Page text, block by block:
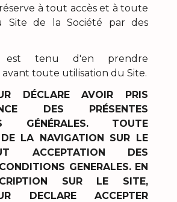
à tout accès et à toute
Site de la Société par des
est tenu d'en prendre
avant toute utilisation du Site.
DÉCLARE AVOIR PRIS
DES PRÉSENTES
GÉNÉRALES. TOUTE
DE LA NAVIGATION SUR LE
ACCEPTATION DES
GENERALES. EN
SUR LE SITE,
DECLARE ACCEPTER